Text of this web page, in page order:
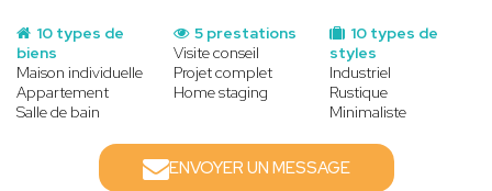
10 types de
biens
Maison individuelle
Appartement
Salle de bain
10 types de
styles
Industriel
Rustique
Minimaliste
5 prestations
Visite conseil
Projet complet
Home staging
ENVOYER UN MESSAGE